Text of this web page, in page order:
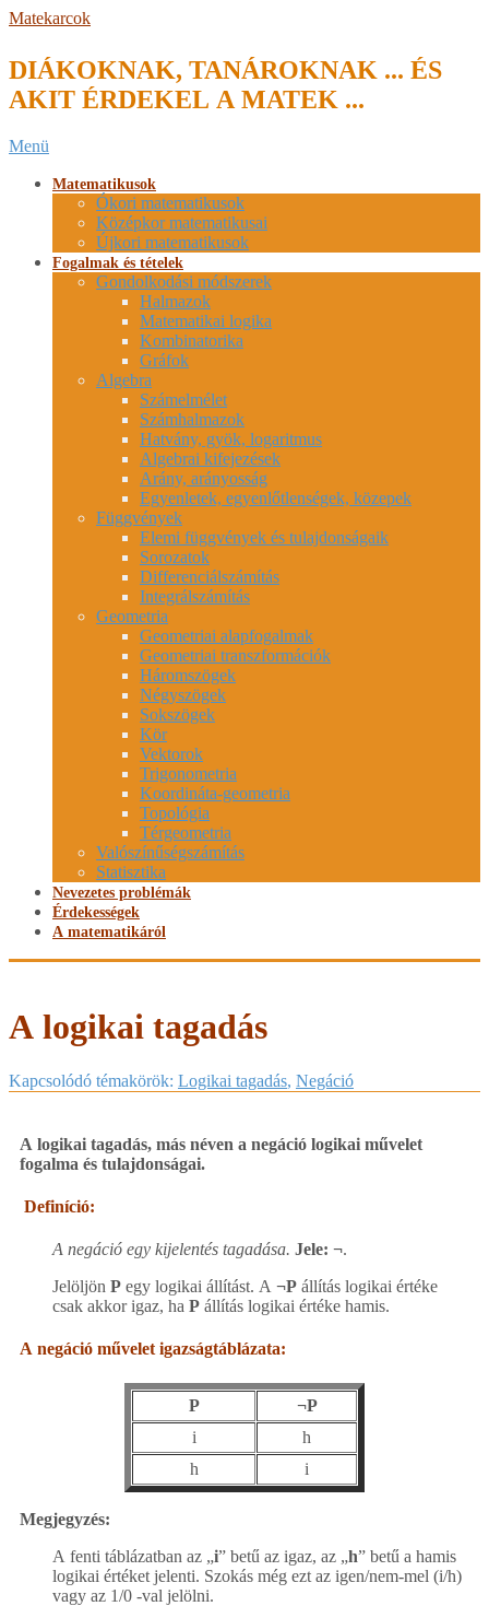
Skip
content
Matekarcok
DIÁKOKNAK, TANÁROKNAK ... ÉS
AKIT ÉRDEKEL A MATEK ...
Secondary
Menu
Menü
Matematikusok
Ókori matematikusok
Középkor matematikusai
Újkori matematikusok
Fogalmak és tételek
Gondolkodási módszerek
Halmazok
Matematikai logika
Kombinatorika
Gráfok
Algebra
Számelmélet
Számhalmazok
Hatvány, gyök, logaritmus
Algebrai kifejezések
Arány, arányosság
Egyenletek, egyenlőtlenségek, közepek
Függvények
Elemi függvények és tulajdonságaik
Sorozatok
Differenciálszámítás
Integrálszámítás
Geometria
Geometriai alapfogalmak
Geometriai transzformációk
Háromszögek
Négyszögek
Sokszögek
Kör
Vektorok
Trigonometria
Koordináta-geometria
Topológia
Térgeometria
Valószínűségszámítás
Statisztika
Nevezetes problémák
Érdekességek
A matematikáról
A logikai tagadás
Kapcsolódó témakörök: Logikai tagadás, Negáció
A logikai tagadás, más néven a negáció logikai művelet
fogalma és tulajdonságai.
Definíció:
A negáció egy kijelentés tagadása. Jele: ¬.
Jelöljön P egy logikai állítást. A ¬P állítás logikai értéke
csak akkor igaz, ha P állítás logikai értéke hamis.
A negáció művelet igazságtáblázata:
P
¬P
i
h
h
i
Megjegyzés:
A fenti táblázatban az „i” betű az igaz, az „h” betű a hamis
logikai értéket jelenti. Szokás még ezt az igen/nem-mel (i/h)
vagy az 1/0 -val jelölni.